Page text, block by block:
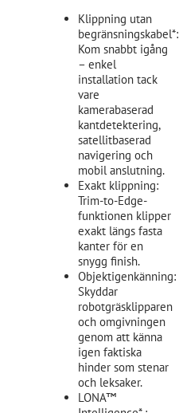
Klippning utan
begränsningskabel*:
Kom snabbt igång
– enkel
installation tack
vare
kamerabaserad
kantdetektering,
satellitbaserad
navigering och
mobil anslutning.
Exakt klippning:
Trim-to-Edge-
funktionen klipper
exakt längs fasta
kanter för en
snygg finish.
Objektigenkänning:
Skyddar
robotgräsklipparen
och omgivningen
genom att känna
igen faktiska
hinder som stenar
och leksaker.
LONA™